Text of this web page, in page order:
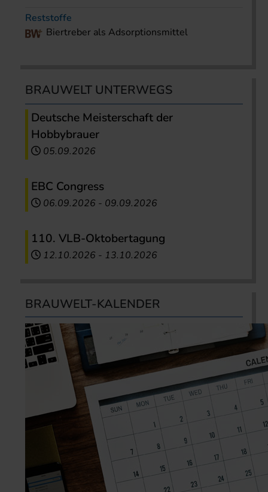
Reststoffe
Biertreber als Adsorptionsmittel
BRAUWELT UNTERWEGS
Deutsche Meisterschaft der
Hobbybrauer
05.09.2026
EBC Congress
06.09.2026 - 09.09.2026
110. VLB-Oktobertagung
12.10.2026 - 13.10.2026
BRAUWELT-KALENDER